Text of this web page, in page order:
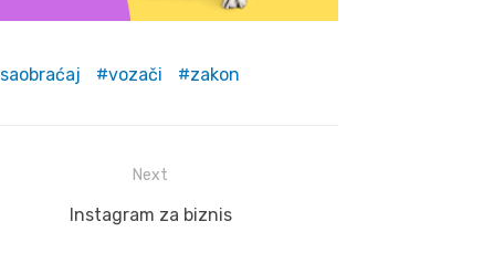
saobraćaj vozači zakon
Next
Next
Instagram za biznis